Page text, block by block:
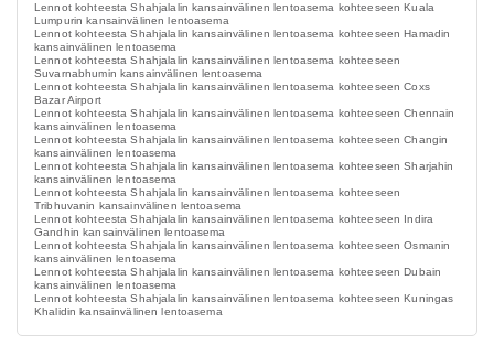
Lennot kohteesta Shahjalalin kansainvälinen lentoasema kohteeseen Kuala
Lumpurin kansainvälinen lentoasema
Lennot kohteesta Shahjalalin kansainvälinen lentoasema kohteeseen Hamadin
kansainvälinen lentoasema
Lennot kohteesta Shahjalalin kansainvälinen lentoasema kohteeseen
Suvarnabhumin kansainvälinen lentoasema
Lennot kohteesta Shahjalalin kansainvälinen lentoasema kohteeseen Coxs
Bazar Airport
Lennot kohteesta Shahjalalin kansainvälinen lentoasema kohteeseen Chennain
kansainvälinen lentoasema
Lennot kohteesta Shahjalalin kansainvälinen lentoasema kohteeseen Changin
kansainvälinen lentoasema
Lennot kohteesta Shahjalalin kansainvälinen lentoasema kohteeseen Sharjahin
kansainvälinen lentoasema
Lennot kohteesta Shahjalalin kansainvälinen lentoasema kohteeseen
Tribhuvanin kansainvälinen lentoasema
Lennot kohteesta Shahjalalin kansainvälinen lentoasema kohteeseen Indira
Gandhin kansainvälinen lentoasema
Lennot kohteesta Shahjalalin kansainvälinen lentoasema kohteeseen Osmanin
kansainvälinen lentoasema
Lennot kohteesta Shahjalalin kansainvälinen lentoasema kohteeseen Dubain
kansainvälinen lentoasema
Lennot kohteesta Shahjalalin kansainvälinen lentoasema kohteeseen Kuningas
Khalidin kansainvälinen lentoasema